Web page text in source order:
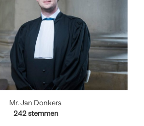
Mr. Jan Donkers
242 stemmen